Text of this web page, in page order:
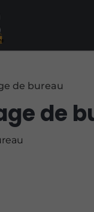
de bureau
de